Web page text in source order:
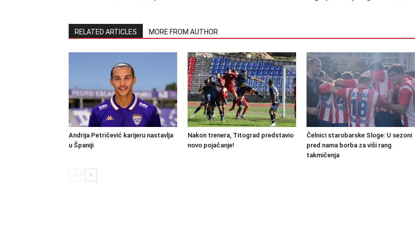
RELATED ARTICLES MORE FROM AUTHOR
Andrija Petričević karijeru nastavlja
u Španiji
Nakon trenera, Titograd predstavio
novo pojačanje!
Čelnici starobarske Sloge: U sezoni
pred nama borba za viši rang
takmičenja